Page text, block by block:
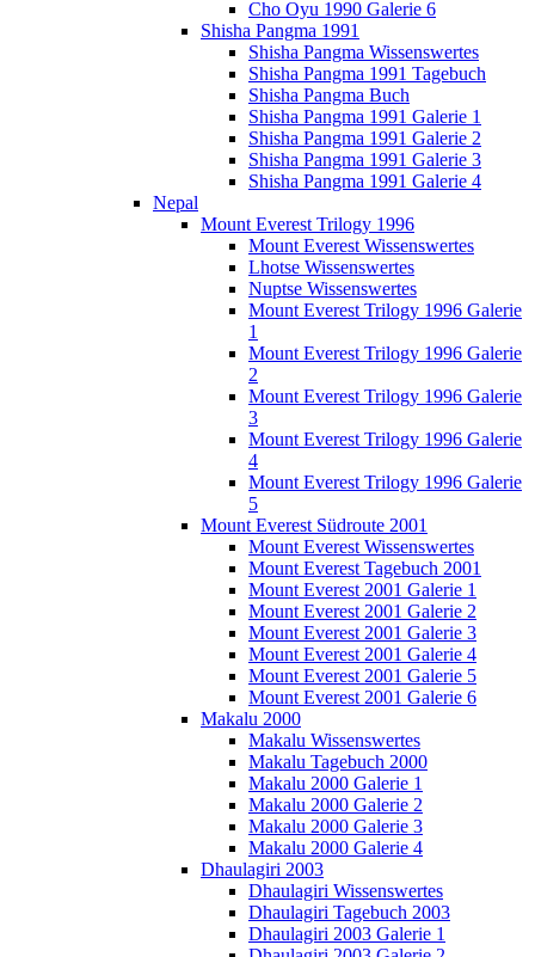
Cho Oyu 1990 Galerie 6
Shisha Pangma 1991
Shisha Pangma Wissenswertes
Shisha Pangma 1991 Tagebuch
Shisha Pangma Buch
Shisha Pangma 1991 Galerie 1
Shisha Pangma 1991 Galerie 2
Shisha Pangma 1991 Galerie 3
Shisha Pangma 1991 Galerie 4
Nepal
Mount Everest Trilogy 1996
Mount Everest Wissenswertes
Lhotse Wissenswertes
Nuptse Wissenswertes
Mount Everest Trilogy 1996 Galerie
1
Mount Everest Trilogy 1996 Galerie
2
Mount Everest Trilogy 1996 Galerie
3
Mount Everest Trilogy 1996 Galerie
4
Mount Everest Trilogy 1996 Galerie
5
Mount Everest Südroute 2001
Mount Everest Wissenswertes
Mount Everest Tagebuch 2001
Mount Everest 2001 Galerie 1
Mount Everest 2001 Galerie 2
Mount Everest 2001 Galerie 3
Mount Everest 2001 Galerie 4
Mount Everest 2001 Galerie 5
Mount Everest 2001 Galerie 6
Makalu 2000
Makalu Wissenswertes
Makalu Tagebuch 2000
Makalu 2000 Galerie 1
Makalu 2000 Galerie 2
Makalu 2000 Galerie 3
Makalu 2000 Galerie 4
Dhaulagiri 2003
Dhaulagiri Wissenswertes
Dhaulagiri Tagebuch 2003
Dhaulagiri 2003 Galerie 1